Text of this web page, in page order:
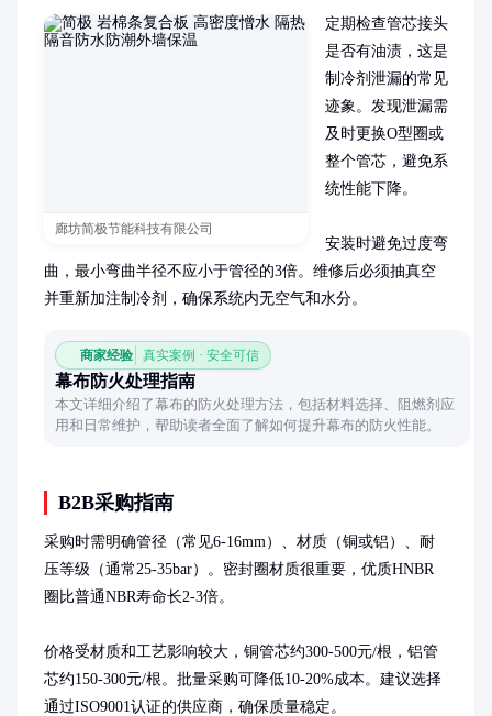
廊坊简极节能科技有限公司
定期检查管芯接头
是否有油渍，这是
制冷剂泄漏的常见
迹象。发现泄漏需
及时更换O型圈或
整个管芯，避免系
统性能下降。
安装时避免过度弯
曲，最小弯曲半径不应小于管径的3倍。维修后必须抽真空
并重新加注制冷剂，确保系统内无空气和水分。
商家经验 真实案例 · 安全可信
幕布防火处理指南
本文详细介绍了幕布的防火处理方法，包括材料选择、阻燃剂应
用和日常维护，帮助读者全面了解如何提升幕布的防火性能。
B2B采购指南
采购时需明确管径（常见6-16mm）、材质（铜或铝）、耐
压等级（通常25-35bar）。密封圈材质很重要，优质HNBR
圈比普通NBR寿命长2-3倍。
价格受材质和工艺影响较大，铜管芯约300-500元/根，铝管
芯约150-300元/根。批量采购可降低10-20%成本。建议选择
通过ISO9001认证的供应商，确保质量稳定。